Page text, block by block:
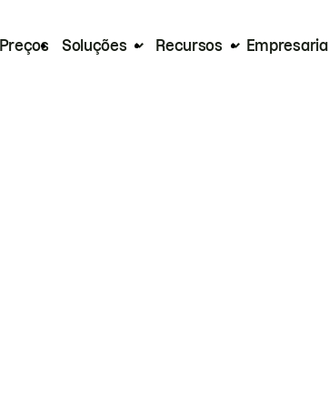
Preços Soluções Recursos Empresarial